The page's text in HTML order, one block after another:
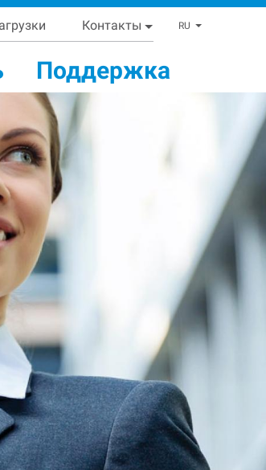
Контакты RU List
Поддержка